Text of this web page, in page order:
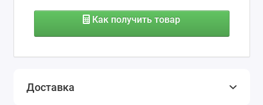
Как получить товар
Доставка